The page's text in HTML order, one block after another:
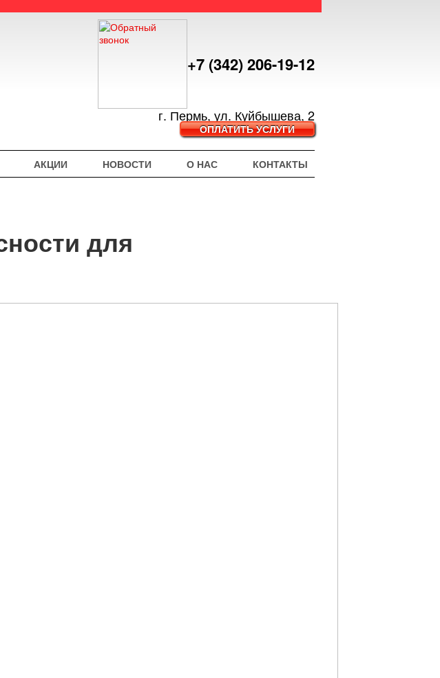
+7 (342) 206-19-12
г. Пермь, ул. Куйбышева, 2
ОПЛАТИТЬ УСЛУГИ
АКЦИИ НОВОСТИ О НАС КОНТАКТЫ
для